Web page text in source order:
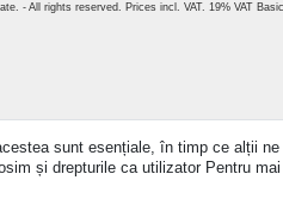
- All rights reserved. Prices incl. VAT. 19% VAT
sunt esențiale, în timp ce alții
și drepturile ca utilizator Pentru